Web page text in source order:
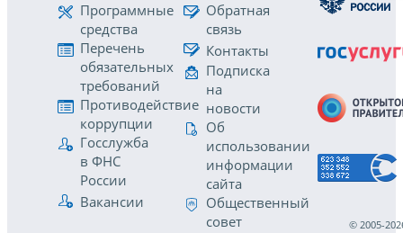
Программные
средства
Перечень
обязательных
требований
Противодействие
коррупции
Госслужба
в ФНС
России
Вакансии
Обратная
связь
Контакты
Подписка
на
новости
Об
использовании
информации
сайта
Общественный
совет
© 2005-